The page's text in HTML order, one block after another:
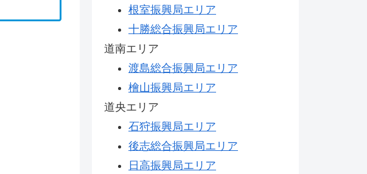
根室振興局エリア
十勝総合振興局エリア
道南エリア
渡島総合振興局エリア
檜山振興局エリア
道央エリア
石狩振興局エリア
後志総合振興局エリア
日高振興局エリア